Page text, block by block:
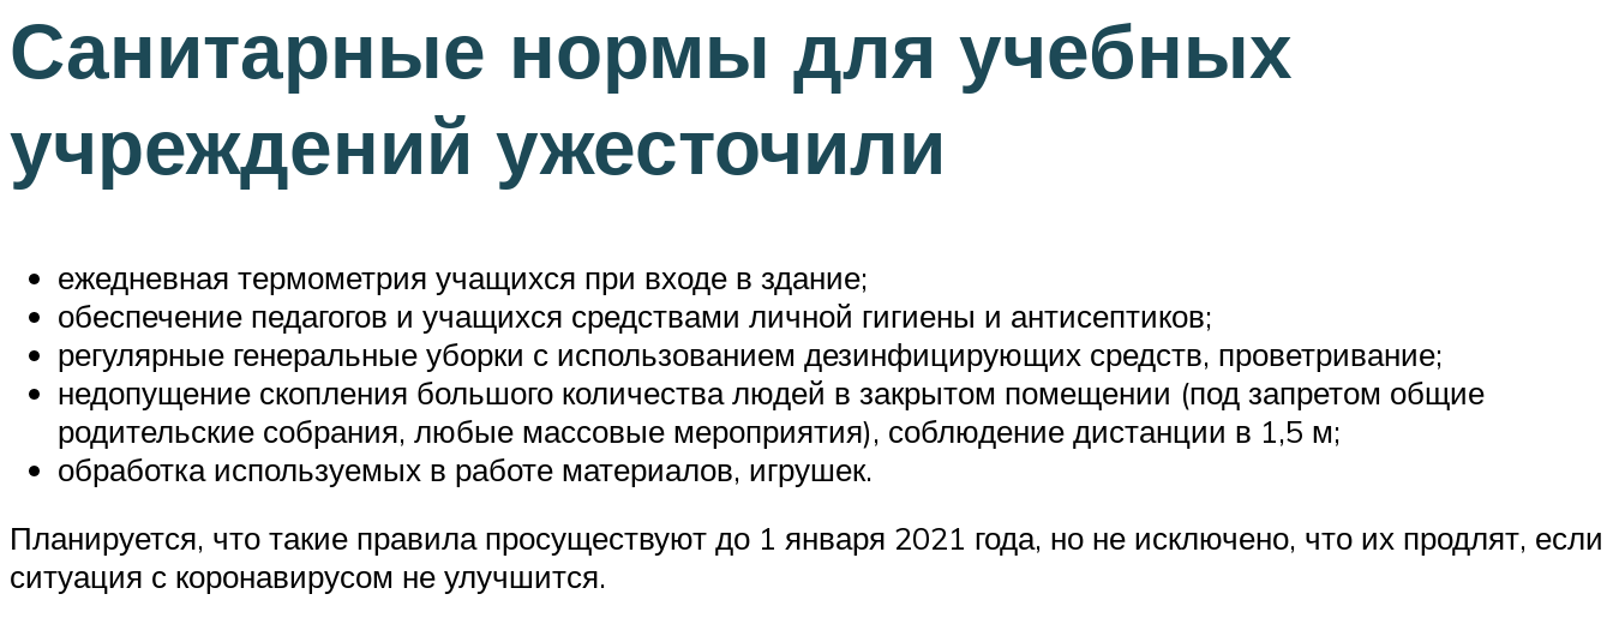
Санитарные нормы для учебных
учреждений ужесточили
ежедневная термометрия учащихся при входе в здание;
обеспечение педагогов и учащихся средствами личной гигиены и антисептиков;
регулярные генеральные уборки с использованием дезинфицирующих средств, проветривание;
недопущение скопления большого количества людей в закрытом помещении (под запретом общие
родительские собрания, любые массовые мероприятия), соблюдение дистанции в 1,5 м;
обработка используемых в работе материалов, игрушек.
Планируется, что такие правила просуществуют до 1 января 2021 года, но не исключено, что их продлят, если
ситуация с коронавирусом не улучшится.